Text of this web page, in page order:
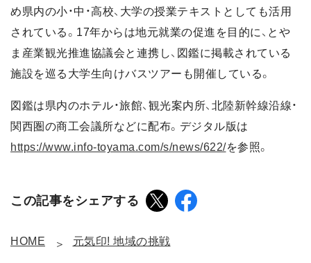
め県内の小・中・高校、大学の授業テキストとしても活用
されている。17年からは地元就業の促進を目的に、とや
ま産業観光推進協議会と連携し、図鑑に掲載されている
施設を巡る大学生向けバスツアーも開催している。
図鑑は県内のホテル・旅館、観光案内所、北陸新幹線沿線・
関西圏の商工会議所などに配布。デジタル版は
https://www.info-toyama.com/s/news/622/を参照。
この記事をシェアする
HOME 元気印! 地域の挑戦